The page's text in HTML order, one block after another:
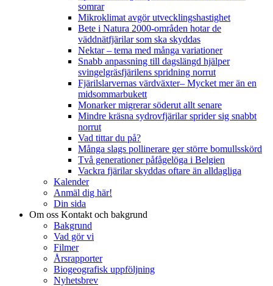
somrar
Mikroklimat avgör utvecklingshastighet
Bete i Natura 2000-områden hotar de
väddnätfjärilar som ska skyddas
Nektar – tema med många variationer
Snabb anpassning till dagslängd hjälper
svingelgräsfjärilens spridning norrut
Fjärilslarvernas värdväxter– Mycket mer än en
midsommarbukett
Monarker migrerar söderut allt senare
Mindre kräsna sydrovfjärilar sprider sig snabbt
norrut
Vad tittar du på?
Många slags pollinerare ger större bomullsskörd
Två generationer påfågelöga i Belgien
Vackra fjärilar skyddas oftare än alldagliga
Kalender
Anmäl dig här!
Din sida
Om oss Kontakt och bakgrund
Bakgrund
Vad gör vi
Filmer
Årsrapporter
Biogeografisk uppföljning
Nyhetsbrev